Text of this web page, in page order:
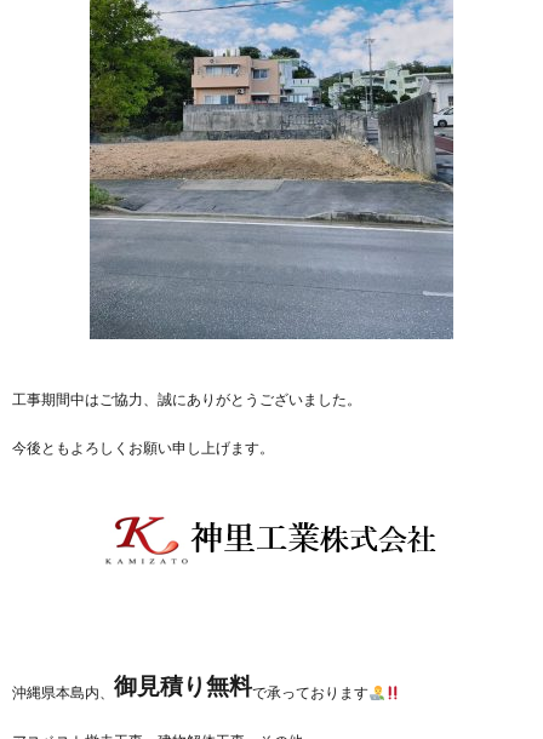
工事期間中はご協力、誠にありがとうございました。
今後ともよろしくお願い申し上げます。
沖縄県本島内、 御見積り無料で承っております